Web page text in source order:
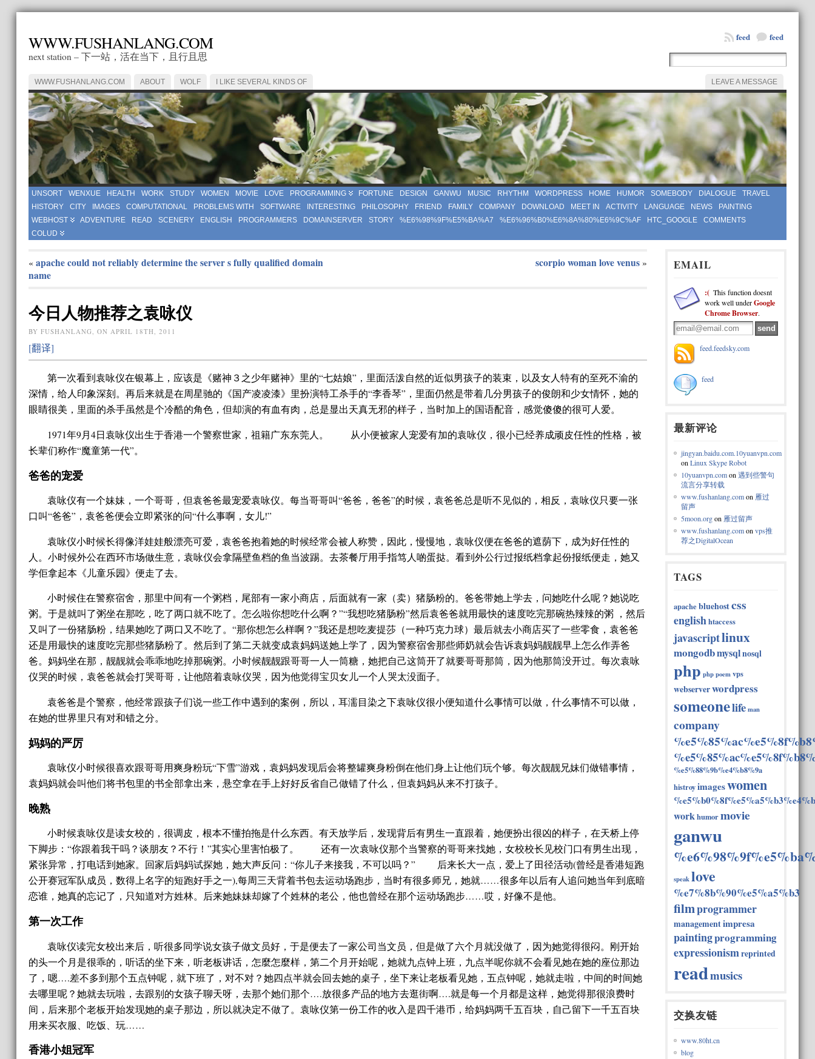
WWW.FUSHANLANG.COM
next station – 下一站，活在当下，且行且思
feed
feed
WWW.FUSHANLANG.COM ABOUT WOLF I LIKE SEVERAL KINDS OF LEAVE A MESSAGE
UNSORT WENXUE HEALTH WORK STUDY WOMEN MOVIE LOVE PROGRAMMING FORTUNE DESIGN GANWU MUSIC RHYTHM WORDPRESS HOME HUMOR SOMEBODY DIALOGUE
TRAVEL
HISTORY
CITY IMAGES COMPUTATIONAL PROBLEMS WITH SOFTWARE INTERESTING PHILOSOPHY FRIEND FAMILY COMPANY DOWNLOAD MEET IN ACTIVITY LANGUAGE NEWS
PAINTING
WEBHOST
ADVENTURE READ SCENERY ENGLISH PROGRAMMERS DOMAINSERVER STORY %E6%98%9F%E5%BA%A7 %E6%96%B0%E6%8A%80%E6%9C%AF HTC_GOOGLE
COMMENTS
COLUD
« apache could not reliably determine the server s fully qualified domain
name
scorpio woman love venus »
今日人物推荐之袁咏仪
BY FUSHANLANG, ON APRIL 18TH, 2011
[翻译]
第一次看到袁咏仪在银幕上，应该是《赌神３之少年赌神》里的“七姑娘”，里面活泼自然的近似男孩子的装束，以及女人特有的至死不渝的
深情，给人印象深刻。再后来就是在周星驰的《国产凌凌漆》里扮演特工杀手的“李香琴”，里面仍然是带着几分男孩子的俊朗和少女情怀，她的
眼睛很美，里面的杀手虽然是个冷酷的角色，但却演的有血有肉，总是显出天真无邪的样子，当时加上的国语配音，感觉傻傻的很可人爱。
1971年9月4日袁咏仪出生于香港一个警察世家，祖籍广东东莞人。 从小便被家人宠爱有加的袁咏仪，很小已经养成顽皮任性的性格，被
长辈们称作“魔童第一代”。
爸爸的宠爱
袁咏仪有一个妹妹，一个哥哥，但袁爸爸最宠爱袁咏仪。每当哥哥叫“爸爸，爸爸”的时候，袁爸爸总是听不见似的，相反，袁咏仪只要一张
口叫“爸爸”，袁爸爸便会立即紧张的问“什么事啊，女儿!”
袁咏仪小时候长得像洋娃娃般漂亮可爱，袁爸爸抱着她的时候经常会被人称赞，因此，慢慢地，袁咏仪便在爸爸的遮荫下，成为好任性的
人。小时候外公在西环市场做生意，袁咏仪会拿隔壁鱼档的鱼当波踢。去茶餐厅用手指笃人啲蛋挞。看到外公行过报纸档拿起份报纸便走，她又
学佢拿起本《儿童乐园》便走了去。
小时候住在警察宿舍，那里中间有一个粥档，尾部有一家小商店，后面就有一家（卖）猪肠粉的。爸爸带她上学去，问她吃什么呢？她说吃
粥。于是就叫了粥坐在那吃，吃了两口就不吃了。怎么啦你想吃什么啊？”“我想吃猪肠粉”然后袁爸爸就用最快的速度吃完那碗热辣辣的粥 ，然后
又叫了一份猪肠粉，结果她吃了两口又不吃了。“那你想怎么样啊？”我还是想吃麦提莎（一种巧克力球）最后就去小商店买了一些零食，袁爸爸
还是用最快的速度吃完那些猪肠粉了。然后到了第二天就变成袁妈妈送她上学了，因为警察宿舍那些师奶就会告诉袁妈妈靓靓早上怎么作弄爸
爸。妈妈坐在那，靓靓就会乖乖地吃掉那碗粥。小时候靓靓跟哥哥一人一筒糖，她把自己这筒开了就要哥哥那筒，因为他那筒没开过。每次袁咏
仪哭的时候，袁爸爸就会打哭哥哥，让他陪着袁咏仪哭，因为他觉得宝贝女儿一个人哭太没面子。
袁爸爸是个警察，他经常跟孩子们说一些工作中遇到的案例，所以，耳濡目染之下袁咏仪很小便知道什么事情可以做，什么事情不可以做，
在她的世界里只有对和错之分。
妈妈的严厉
袁咏仪小时候很喜欢跟哥哥用爽身粉玩“下雪”游戏，袁妈妈发现后会将整罐爽身粉倒在他们身上让他们玩个够。每次靓靓兄妹们做错事情，
袁妈妈就会叫他们将书包里的书全部拿出来，悬空拿在手上好好反省自己做错了什么，但袁妈妈从来不打孩子。
晚熟
小时候袁咏仪是读女校的，很调皮，根本不懂拍拖是什么东西。有天放学后，发现背后有男生一直跟着，她便扮出很凶的样子，在天桥上停
下脚步：“你跟着我干吗？谈朋友？不行！”其实心里害怕极了。 还有一次袁咏仪那个当警察的哥哥来找她，女校校长见校门口有男生出现，
紧张异常，打电话到她家。回家后妈妈试探她，她大声反问：“你儿子来接我，不可以吗？” 后来长大一点，爱上了田径活动(曾经是香港短跑
公开赛冠军队成员，数得上名字的短跑好手之一),每周三天背着书包去运动场跑步，当时有很多师兄，她就……很多年以后有人追问她当年到底暗
恋谁，她真的忘记了，只知道对方姓林。后来她妹妹却嫁了个姓林的老公，他也曾经在那个运动场跑步……哎，好像不是他。
第一次工作
袁咏仪读完女校出来后，听很多同学说女孩子做文员好，于是便去了一家公司当文员，但是做了六个月就没做了，因为她觉得很闷。刚开始
的头一个月是很乖的，听话的坐下来，听老板讲话，怎麼怎麼样，第二个月开始呢，她就九点钟上班，九点半呢你就不会看见她在她的座位那边
了，嗯….差不多到那个五点钟呢，就下班了，对不对？她四点半就会回去她的桌子，坐下来让老板看见她，五点钟呢，她就走啦，中间的时间她
去哪里呢？她就去玩啦，去跟别的女孩子聊天呀，去那个她们那个….放很多产品的地方去逛街啊….就是每一个月都是这样，她觉得那很浪费时
间，后来那个老板开始发现她的桌子那边，所以就决定不做了。袁咏仪第一份工作的收入是四千港币，给妈妈两千五百块，自己留下一千五百块
用来买衣服、吃饭、玩……
香港小姐冠军
EMAIL
:( This function doesnt
work well underGoogle
Chrome Browser.
feed.feedsky.com
feed
最新评论
jingyan.baidu.com.10yuanvpn.com
onLinux Skype Robot
10yuanvpn.comon遇到些警句
流言分享转载
www.fushanlang.comon 雁过
留声
5moon.orgon 雁过留声
www.fushanlang.comonvps推
荐之DigitalOcean
TAGS
apachebluehostcss
englishhtaccess
javascriptlinux
mongodbmysqlnosql
php phppoemvps
webserverwordpress
someonelifeman
company
%e5%88%9b%e4%b8%9a
histroyimageswomen
workhumormovie
ganwu
speaklove
%e7%8b%90%e5%a5%b3
filmprogrammer
managementimpresa
paintingprogramming
expressionismreprinted
readmusics
交换友链
www.80ht.cn
blog